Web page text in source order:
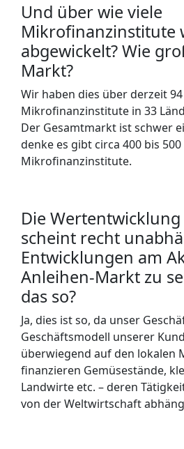
Und über wie viele
Mikrofinanzinstitute
abgewickelt? Wie
Markt?
Wir haben dies über derzeit 94
Mikrofinanzinstitute in 33
Der Gesamtmarkt ist schwer
denke es gibt circa 400 bis
Mikrofinanzinstitute.
Die
scheint recht
Entwicklungen am
Anleihen-Markt zu
das so?
Ja, dies ist so, da unser
Geschäftsmodell unserer
überwiegend auf den lokalen
finanzieren Gemüsestände,
Landwirte etc. – deren
von der Weltwirtschaft